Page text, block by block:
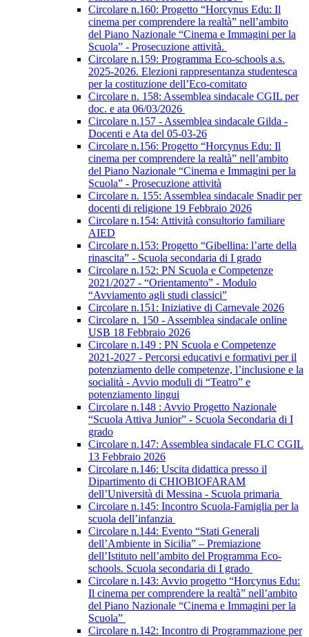
Circolare n.160: Progetto “Horcynus Edu: Il
cinema per comprendere la realtà” nell’ambito
del Piano Nazionale “Cinema e Immagini per la
Scuola” - Prosecuzione attività.
Circolare n.159: Programma Eco-schools a.s.
2025-2026. Elezioni rappresentanza studentesca
per la costituzione dell’Eco-comitato
Circolare n. 158: Assemblea sindacale CGIL per
doc. e ata 06/03/2026
Circolare n.157 - Assemblea sindacale Gilda -
Docenti e Ata del 05-03-26
Circolare n.156: Progetto “Horcynus Edu: Il
cinema per comprendere la realtà” nell’ambito
del Piano Nazionale “Cinema e Immagini per la
Scuola” - Prosecuzione attività
Circolare n. 155: Assemblea sindacale Snadir per
docenti di religione 19 Febbraio 2026
Circolare n.154: Attività consultorio familiare
AIED
Circolare n.153: Progetto “Gibellina: l’arte della
rinascita” - Scuola secondaria di I grado
Circolare n.152: PN Scuola e Competenze
2021/2027 - “Orientamento” - Modulo
“Avviamento agli studi classici”
Circolare n.151: Iniziative di Carnevale 2026
Circolare n. 150 - Assemblea sindacale online
USB 18 Febbraio 2026
Circolare n.149 : PN Scuola e Competenze
2021-2027 - Percorsi educativi e formativi per il
potenziamento delle competenze, l’inclusione e la
socialità - Avvio moduli di “Teatro” e
potenziamento lingui
Circolare n.148 : Avvio Progetto Nazionale
“Scuola Attiva Junior” - Scuola Secondaria di I
grado
Circolare n.147: Assemblea sindacale FLC CGIL
13 Febbraio 2026
Circolare n.146: Uscita didattica presso il
Dipartimento di CHIOBIOFARAM
dell’Università di Messina - Scuola primaria
Circolare n.145: Incontro Scuola-Famiglia per la
scuola dell’infanzia
Circolare n.144: Evento “Stati Generali
dell’Ambiente in Sicilia” – Premiazione
dell’Istituto nell’ambito del Programma Eco-
schools. Scuola secondaria di I grado
Circolare n.143: Avvio progetto “Horcynus Edu:
Il cinema per comprendere la realtà” nell’ambito
del Piano Nazionale “Cinema e Immagini per la
Scuola”
Circolare n.142: Incontro di Programmazione per